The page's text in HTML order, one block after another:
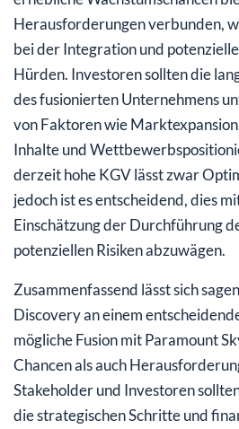
Herausforderungen verbunden,
bei der Integration und
Hürden. Investoren sollten die
des fusionierten Unternehmens
von Faktoren wie
Inhalte und
derzeit hohe KGV lässt zwar
jedoch ist es entscheidend, dies
Einschätzung der Durchführung
potenziellen Risiken abzuwägen.
Zusammenfassend lässt sich
Discovery an einem
mögliche Fusion mit Paramount
Chancen als auch
Stakeholder und Investoren
die strategischen Schritte und